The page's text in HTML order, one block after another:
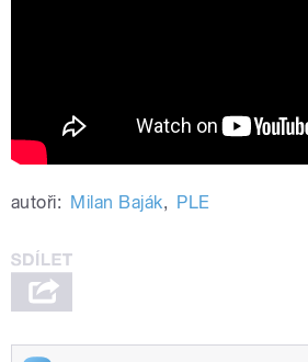
autoři: Milan Baják, PLE